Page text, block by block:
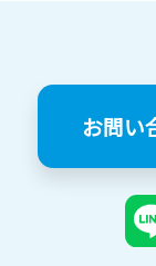
お問い